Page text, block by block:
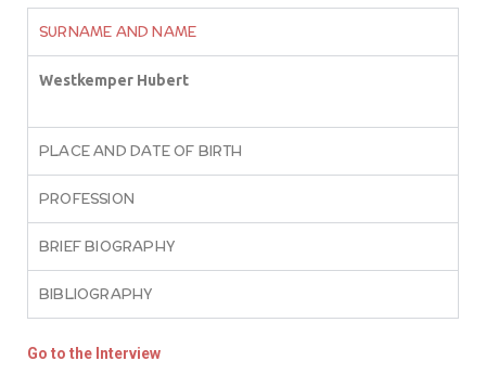
SURNAME AND NAME
Westkemper Hubert
PLACE AND DATE OF BIRTH
PROFESSION
BRIEF BIOGRAPHY
BIBLIOGRAPHY
Go to the Interview